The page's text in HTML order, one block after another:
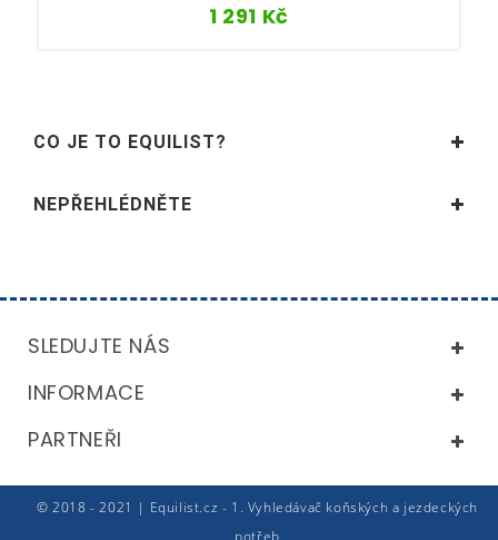
1 291 Kč
CO JE TO EQUILIST?
NEPŘEHLÉDNĚTE
SLEDUJTE NÁS
INFORMACE
PARTNEŘI
© 2018 - 2021 | Equilist.cz - 1. Vyhledávač koňských a jezdeckých
potřeb